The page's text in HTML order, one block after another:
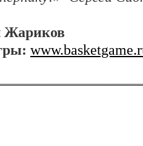
Жариков